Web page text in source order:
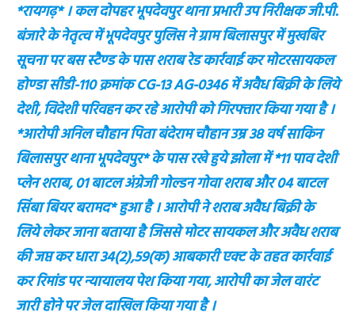
*रायगढ़* । कल दोपहर भूपदेवपुर थाना प्रभारी उप निरीक्षक जी.पी.
बंजारे के नेतृत्व में भूपदेवपुर पुलिस ने ग्राम बिलासपुर में मुखबिर
सूचना पर बस स्टैण्ड के पास शराब रेड कार्रवाई कर मोटरसायकल
होण्डा सीडी-110 क्रमांक CG-13 AG-0346 में अवैध बिक्री के लिये
देशी, विदेशी परिवहन कर रहे आरोपी को गिरफ्तार किया गया है ।
*आरोपी अनिल चौहान पिता बंदेराम चौहान उम्र 38 वर्ष साकिन
बिलासपुर थाना भूपदेवपुर* के पास रखे हुये झोला में *11 पाव देशी
प्लेन शराब, 01 बाटल अंग्रेजी गोल्डन गोवा शराब और 04 बाटल
सिंबा बियर बरामद* हुआ है । आरोपी ने शराब अवैध बिक्री के
लिये लेकर जाना बताया है जिससे मोटर सायकल और अवैध शराब
की जप्त कर धारा 34(2),59(क) आबकारी एक्ट के तहत कार्रवाई
कर रिमांड पर न्यायालय पेश किया गया, आरोपी का जेल वारंट
जारी होने पर जेल दाखिल किया गया है ।